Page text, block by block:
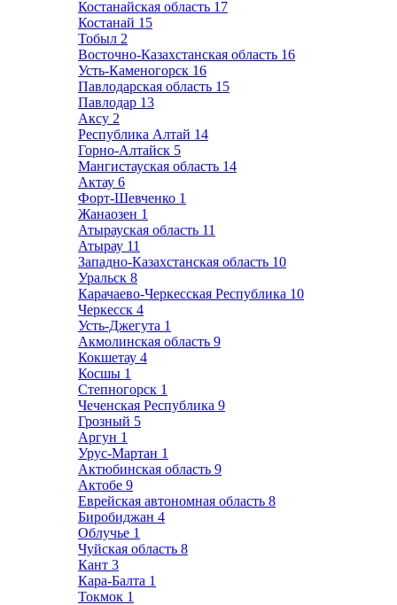
Костанайская область 17
Костанай 15
Тобыл 2
Восточно-Казахстанская область 16
Усть-Каменогорск 16
Павлодарская область 15
Павлодар 13
Аксу 2
Республика Алтай 14
Горно-Алтайск 5
Мангистауская область 14
Актау 6
Форт-Шевченко 1
Жанаозен 1
Атырауская область 11
Атырау 11
Западно-Казахстанская область 10
Уральск 8
Карачаево-Черкесская Республика 10
Черкесск 4
Усть-Джегута 1
Акмолинская область 9
Кокшетау 4
Косшы 1
Степногорск 1
Чеченская Республика 9
Грозный 5
Аргун 1
Урус-Мартан 1
Актюбинская область 9
Актобе 9
Еврейская автономная область 8
Биробиджан 4
Облучье 1
Чуйская область 8
Кант 3
Кара-Балта 1
Токмок 1